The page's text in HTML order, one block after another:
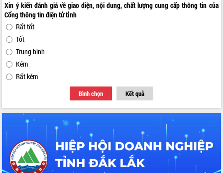
Xin ý kiến đánh giá về giao diện, nội dung, chất lượng cung cấp thông tin của
Cổng thông tin điện tử tỉnh
Rất tốt
Tốt
Trung bình
Kém
Rất kém
Bình chọn Kết quả